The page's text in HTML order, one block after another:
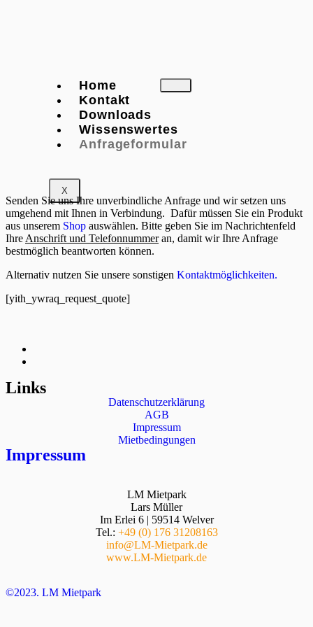
Home
Kontakt
Downloads
Wissenswertes
Anfrageformular
X
Senden Sie uns Ihre unverbindliche Anfrage und wir setzen uns
umgehend mit Ihnen in Verbindung. Dafür müssen Sie ein Produkt
aus unserem Shop auswählen. Bitte geben Sie im Nachrichtenfeld
Ihre Anschrift und Telefonnummeran, damit wir Ihre Anfrage
bestmöglich beantworten können.
Alternativ nutzen Sie unsere sonstigen Kontaktmöglichkeiten.
[yith_ywraq_request_quote]
Links
Datenschutzerklärung
AGB
Impressum
Mietbedingungen
Impressum
LM Mietpark
Lars Müller
Im Erlei 6 | 59514 Welver
Tel.: +49 (0) 176 31208163
info@LM-Mietpark.de
www.LM-Mietpark.de
©2023. LM Mietpark